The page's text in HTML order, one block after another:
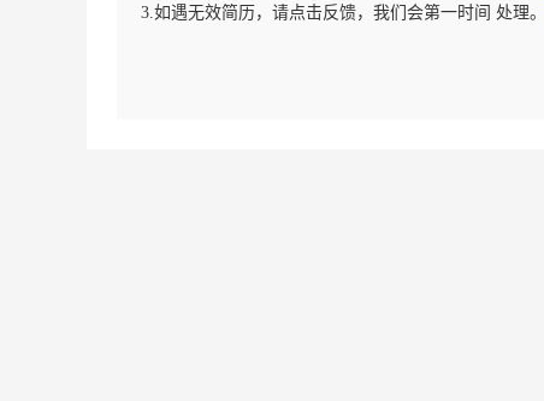
3.如遇无效简历，请点击反馈，我们会第一时间 处理。